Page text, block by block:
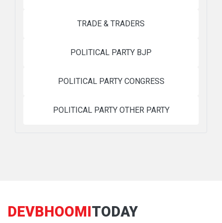
TRADE & TRADERS
POLITICAL PARTY BJP
POLITICAL PARTY CONGRESS
POLITICAL PARTY OTHER PARTY
DEVBHOOMITODAY